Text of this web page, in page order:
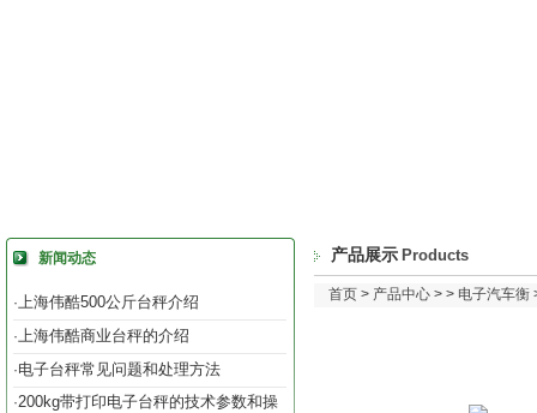
新闻动态
·上海伟酷500公斤台秤介绍
·上海伟酷商业台秤的介绍
·电子台秤常见问题和处理方法
·200kg带打印电子台秤的技术参数和操
产品展示 Products
首页 > 产品中心 > > 电子汽车衡